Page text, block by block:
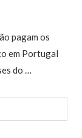
pagam os
em Portugal
do …